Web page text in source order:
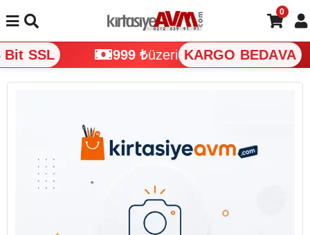
SSL 999 ₺ üzeri KARGO BEDAVA
0